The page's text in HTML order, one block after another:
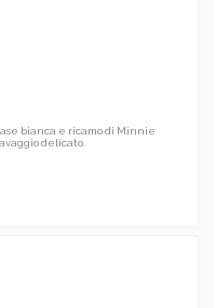
bianca e ricamo di Minnie
delicato.